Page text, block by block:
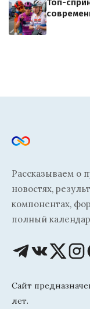
Топ-
Рассказываем о
новостях,
компонентах,
полный
Сайт
лет.